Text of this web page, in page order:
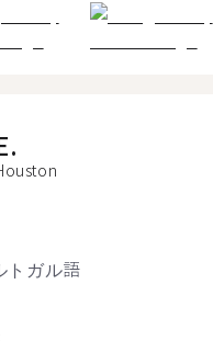
トガル語